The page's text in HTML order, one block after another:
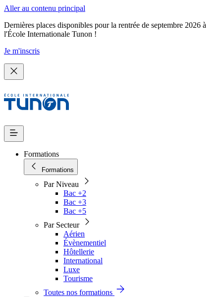
Aller au contenu principal
Dernières places disponibles pour la rentrée de septembre 2026 à
l'École Internationale Tunon !
Je m'inscris
Formations
Formations
Par Niveau
Bac +2
Bac +3
Bac +5
Par Secteur
Aérien
Évènementiel
Hôtellerie
International
Luxe
Tourisme
Toutes nos formations